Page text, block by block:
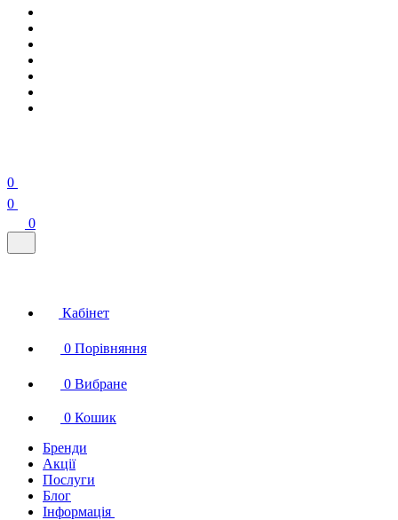
0
0
0
Кабінет
0 Порівняння
0 Вибране
0 Кошик
Бренди
Акції
Послуги
Блог
Інформація